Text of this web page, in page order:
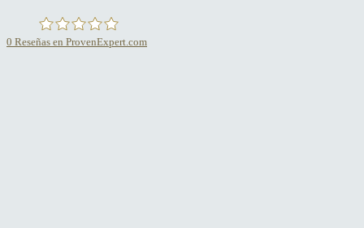
0 Reseñas en ProvenExpert.com